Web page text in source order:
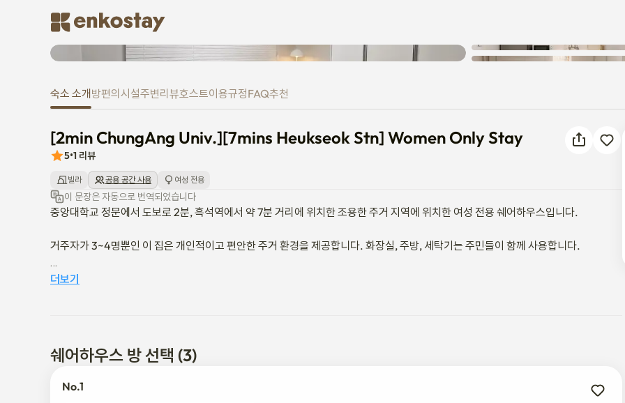
[2min ChungAng Univ.][7mins Heukseok Stn] Women Only Stay
숙소 소개 방편의시설주변리뷰호스트이용규정FAQ추천
[2min ChungAng Univ.][7mins Heukseok Stn] Women Only Stay
5•1 리뷰
빌라 공용 공간 사용 여성 전용
이 문장은 자동으로 번역되었습니다
중앙대학교 정문에서 도보로 2분, 흑석역에서 약 7분 거리에 위치한 조용한 주거 지역에 위치한 여성 전용 쉐어하우스입니다.
거주자가 3~4명뿐인 이 집은 개인적이고 편안한 주거 환경을 제공합니다. 화장실, 주방, 세탁기는 주민들이 함께 사용합니다.
호스트는 흑석동에서 태어나고 자랐으며 개인적으로 부동산을 관리하고 있습니다. 또한 호스트의 부모님은 단 1분 거리에 거주하므로
하우스 규칙
더보기
쉐어하우스 방 선택 (3)
No.1
다시 시도해 주세요.